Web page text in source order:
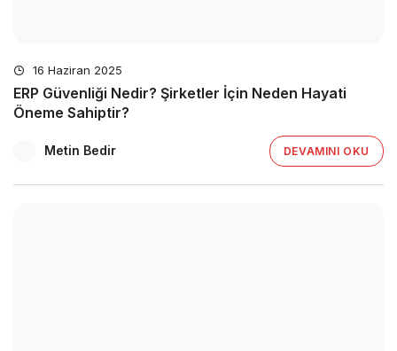
16 Haziran 2025
ERP Güvenliği Nedir? Şirketler İçin Neden Hayati
Öneme Sahiptir?
Metin Bedir DEVAMINI OKU